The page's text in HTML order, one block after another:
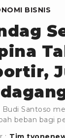
BISNIS
Budi Santoso
beban bagi